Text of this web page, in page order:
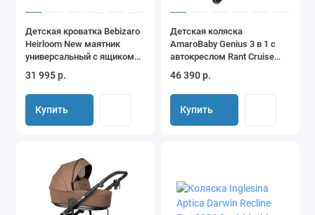
Детская кроватка Bebizaro
Heirloom New маятник
универсальный с ящиком
Vanilla/Olive
31 995 р.
Купить
Детская коляска
AmaroBaby Genius 3 в 1 с
автокреслом Rant Cruise
46 390 р.
Купить